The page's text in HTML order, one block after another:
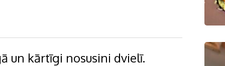
un kārtīgi nosusini dvielī.